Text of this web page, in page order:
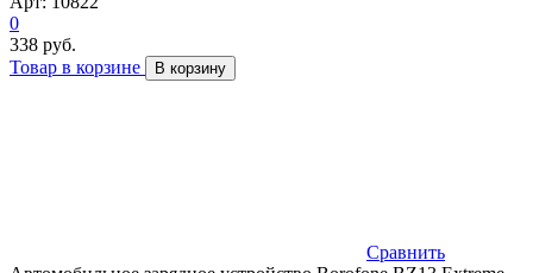
0
338 руб.
Товар в корзине
В корзину
Сравнить